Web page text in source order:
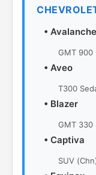
• Avalanche
GMT 900
• Aveo
T300
• Blazer
GMT 330
• Captiva
SUV